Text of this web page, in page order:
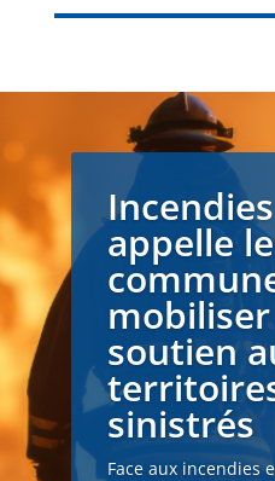
Incendies
appelle
soutien
sinistrés
Face aux incendies